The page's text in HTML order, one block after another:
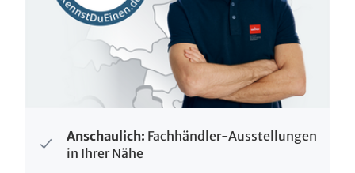
Anschaulich: Fachhändler-Ausstellungen
in Ihrer Nähe